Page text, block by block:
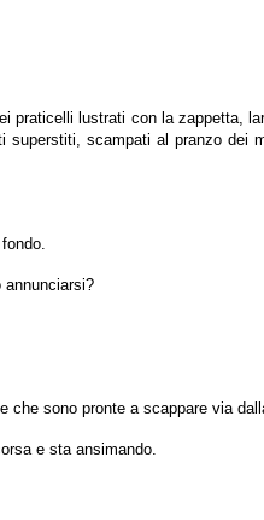
lustrati con la zappetta,
scampati al pranzo dei
annunciarsi?
sono pronte a scappare via
e sta ansimando.